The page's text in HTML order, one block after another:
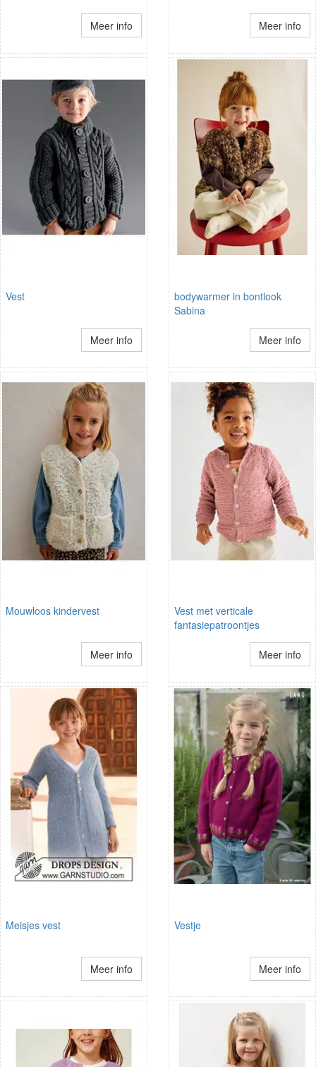
Meer info Meer info
Vest
Meer info
bodywarmer in bontlook
Sabina
Meer info
Mouwloos kindervest
Meer info
Vest met verticale
fantasiepatroontjes
Meer info
Meisjes vest
Meer info
Vestje
Meer info